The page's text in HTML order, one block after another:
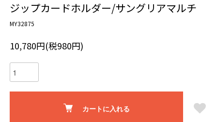
ジップカードホルダー/サングリアマルチ
MY32875
10,780円(税980円)
カートに入れる